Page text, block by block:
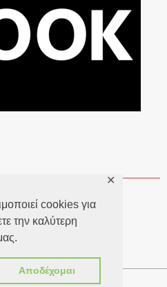
cookies για
την καλύτερη
Αποδέχομαι
✕